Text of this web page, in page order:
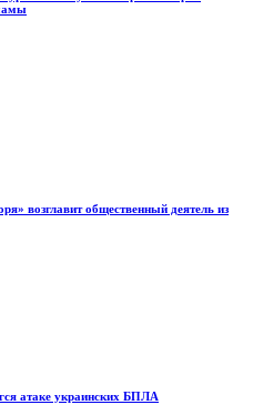
возглавит общественный деятель из
атаке украинских БПЛА